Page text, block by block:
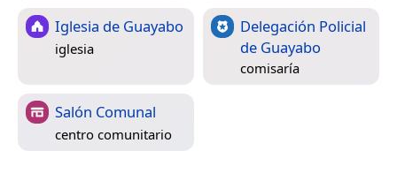
Iglesia de Guayabo
iglesia
Delegación Policial
de Guayabo
comisaría
Salón Comunal
centro comunitario